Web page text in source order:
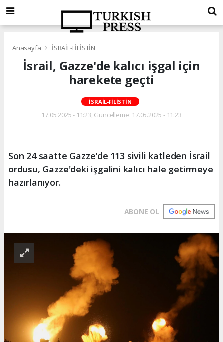
Anasayfa İSRAİL-FİLİSTİN
İsrail, Gazze'de kalıcı işgal için
harekete geçti
İSRAİL-FİLİSTİN
17.05.2025 - 11:23, Güncelleme: 17.05.2025 - 11:23
Son 24 saatte Gazze'de 113 sivili katleden İsrail
ordusu, Gazze'deki işgalini kalıcı hale getirmeye
hazırlanıyor.
ABONE OL